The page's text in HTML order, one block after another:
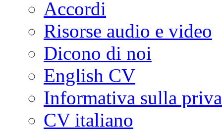
Accordi
Risorse audio e video
Dicono di noi
English CV
Informativa sulla
CV italiano